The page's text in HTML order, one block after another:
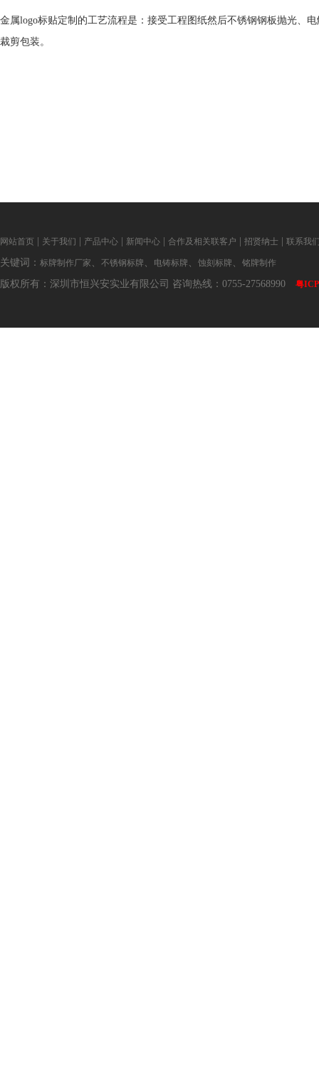
金属logo标贴定制的工艺流程是：接受工程图纸然后不锈钢钢板抛光、
裁剪包装。
网站首页 关于我们 产品中心 新闻中心 合作及相关联客户 招贤纳士 联系我
关键词： 标牌制作厂家 、 不锈钢标牌 、 电铸标牌 、 蚀刻标牌 、 铭牌制作
版权所有：深圳市恒兴安实业有限公司 咨询热线：0755-27568990 粤